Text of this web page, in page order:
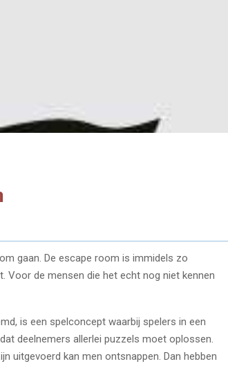
gaan. De escape room is immidels zo
Voor de mensen die het echt nog niet kennen
is een spelconcept waarbij spelers in een
deelnemers allerlei puzzels moet oplossen.
uitgevoerd kan men ontsnappen. Dan hebben